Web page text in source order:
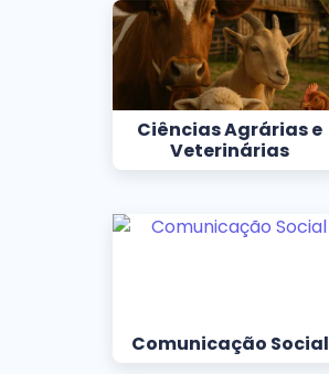
Ciências Agrárias e
Veterinárias
Comunicação Social